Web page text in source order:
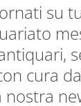
su
cura
nostra